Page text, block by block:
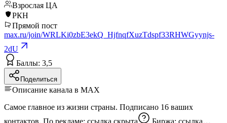
Взрослая ЦА
РКН
Прямой пост
max.ru/join/WRLKi0zbE3ekQ_HjfnqfXuzTdspf33RHWGyynjs-
2dU
Баллы: 3,5
Поделиться
Описание канала в MAX
Самое главное из жизни страны. Подписано 16 ваших
контактов. По рекламе: ссылка скрыта Биржа: ссылка